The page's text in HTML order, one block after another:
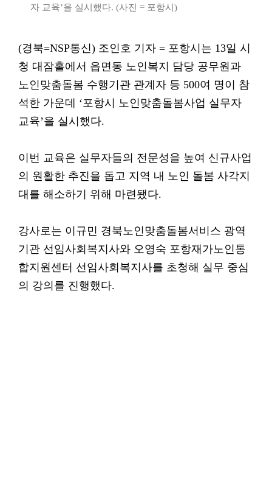
자 교육’을 실시했다. (사진 = 포항시)
(경북=NSP통신) 조인호 기자 = 포항시는 13일 시
청 대잠홀에서 읍면동 노인복지 담당 공무원과
노인맞춤돌봄 수행기관 관계자 등 500여 명이 참
석한 가운데 ‘포항시 노인맞춤돌봄사업 실무자
교육’을 실시했다.
이번 교육은 실무자들의 전문성을 높여 신규사업
의 원활한 추진을 돕고 지역 내 노인 돌봄 사각지
대를 해소하기 위해 마련됐다.
강사로는 이규민 경북노인맞춤돌봄서비스 광역
기관 선임사회복지사와 오영숙 포항재가노인통
합지원센터 선임사회복지사를 초청해 실무 중심
의 강의를 진행했다.